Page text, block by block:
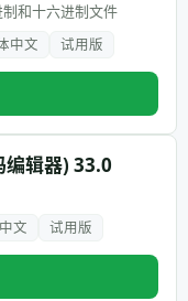
和十六进制文件
中文 试用版
辑器) 33.0
文 试用版